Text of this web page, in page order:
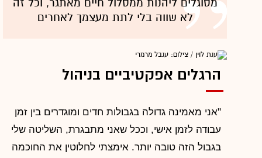
לא שווה בלי לתת מעצמך לאחרים
הרגלים אפקטיביים בניהול
"אני מאמינה גדולה בגבולות חדים ומוגדרים בין זמן
עבודה לזמן אישי, וככל שאני מתבגרת, השליטה שלי
בגבול הזה טובה יותר. אימצתי לחלוטין את החוכמה